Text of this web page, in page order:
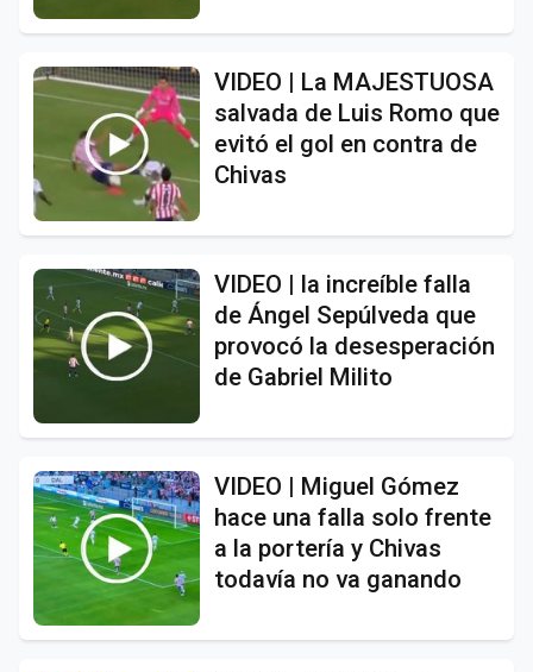
VIDEO | La MAJESTUOSA
salvada de Luis Romo que
evitó el gol en contra de
Chivas
VIDEO | la increíble falla
de Ángel Sepúlveda que
provocó la desesperación
de Gabriel Milito
VIDEO | Miguel Gómez
hace una falla solo frente
a la portería y Chivas
todavía no va ganando